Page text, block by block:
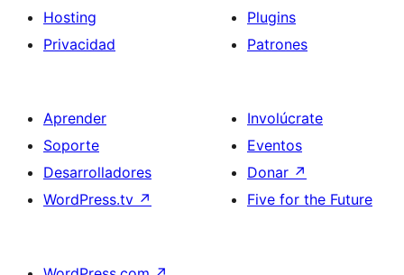
Hosting
Privacidad
Plugins
Patrones
Aprender
Soporte
Desarrolladores
WordPress.tv ↗
Involúcrate
Eventos
Donar ↗
Five for the Future